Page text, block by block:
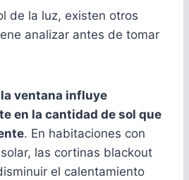
de la luz, existen otros
analizar antes de tomar
ventana influye
en la cantidad de sol que
. En habitaciones con
las cortinas blackout
el calentamiento